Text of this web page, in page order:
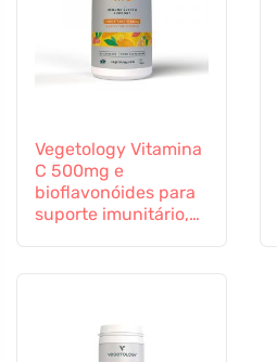
Vegetology Vitamina
C 500mg e
bioflavonóides para
suporte imunitário,